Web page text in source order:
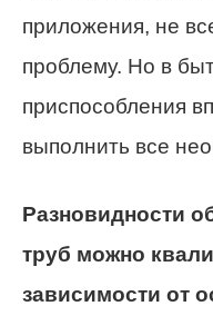
приложения, не
проблему. Но в
приспособления
выполнить все
Разновидности
труб можно
зависимости от